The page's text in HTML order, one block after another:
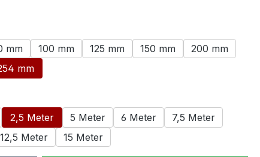
mm 100 mm 125 mm 150 mm
200 mm
mm
2,5 Meter 5 Meter 6 Meter
7,5 Meter
12,5 Meter 15 Meter